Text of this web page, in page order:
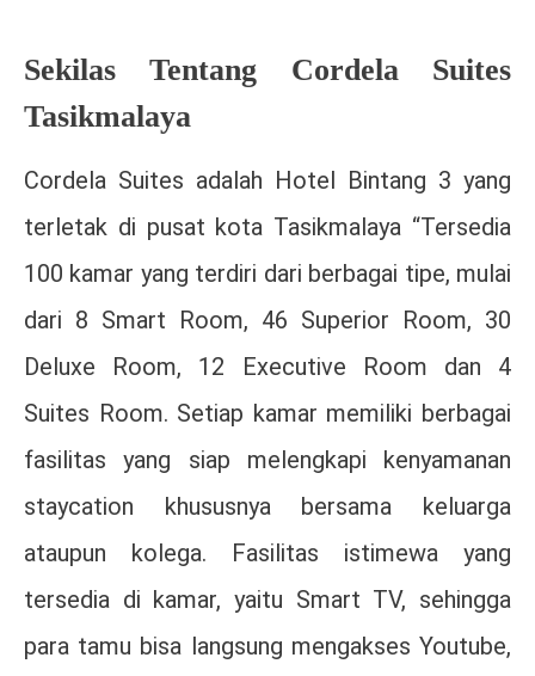
Sekilas Tentang Cordela Suites
Tasikmalaya
Cordela Suites adalah Hotel Bintang 3 yang
terletak di pusat kota Tasikmalaya “Tersedia
100 kamar yang terdiri dari berbagai tipe, mulai
dari 8 Smart Room, 46 Superior Room, 30
Deluxe Room, 12 Executive Room dan 4
Suites Room. Setiap kamar memiliki berbagai
fasilitas yang siap melengkapi kenyamanan
staycation khususnya bersama keluarga
ataupun kolega. Fasilitas istimewa yang
tersedia di kamar, yaitu Smart TV, sehingga
para tamu bisa langsung mengakses Youtube,